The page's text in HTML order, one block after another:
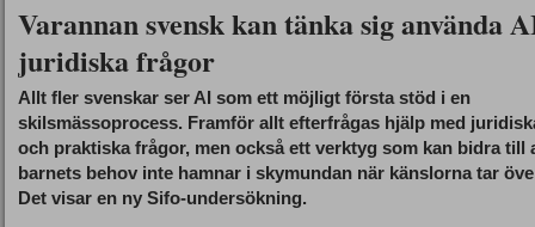
Varannan svensk kan tänka sig använda
juridiska frågor
Allt fler svenskar ser AI som ett möjligt första stöd i en
skilsmässoprocess. Framför allt efterfrågas hjälp med
och praktiska frågor, men också ett verktyg som kan bidra till
barnets behov inte hamnar i skymundan när känslorna tar
Det visar en ny Sifo-undersökning.